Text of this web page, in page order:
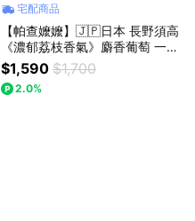
宅配商品
【帕查嬤嬤】🇯🇵日本 長野須高
《濃郁荔枝香氣》麝香葡萄 一房
禮盒🍇｜日本麝香葡萄禮盒
$1,590 $1,700
2.0%